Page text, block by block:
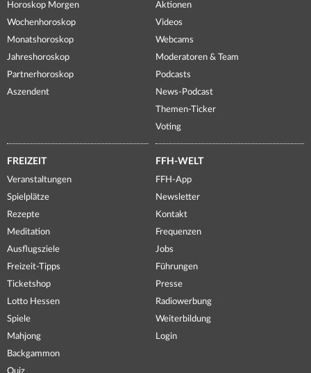
Horoskop Morgen
Wochenhoroskop
Monatshoroskop
Jahreshoroskop
Partnerhoroskop
Aszendent
Aktionen
Videos
Webcams
Moderatoren & Team
Podcasts
News-Podcast
Themen-Ticker
Voting
FREIZEIT
Veranstaltungen
Spielplätze
Rezepte
Meditation
Ausflugsziele
Freizeit-Tipps
Ticketshop
Lotto Hessen
Spiele
Mahjong
Backgammon
FFH-WELT
FFH-App
Newsletter
Kontakt
Frequenzen
Jobs
Führungen
Presse
Radiowerbung
Weiterbildung
Login